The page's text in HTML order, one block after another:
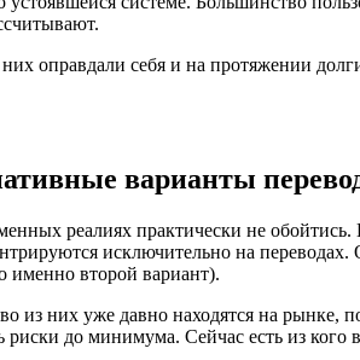
оправдали себя и на протяжении
варианты
реалиях практически не
исключительно на
именно второй вариант).
них уже давно находятся на рынке,
до минимума. Сейчас есть из